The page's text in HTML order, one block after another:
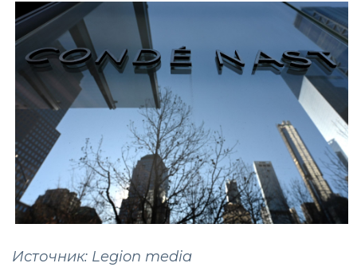
Источник: Legion media